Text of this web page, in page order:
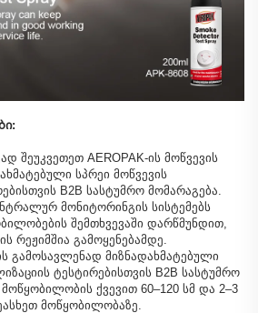
შეუკვეთეთ AEROPAK-ის მოწვევის
სპრეი მოწვევის
B2B სასტუმრო მომარაგება.
მონიტორინგის სისტემებს
შემთხვევაში დარწმუნდით,
რეჟიმშია გამოყენებამდე.
გამოსავლენად მიზნადახმატებული
ტესტირებისთვის B2B სასტუმრო
ქვევით 60–120 სმ და 2–3
მოწყობილობაზე.